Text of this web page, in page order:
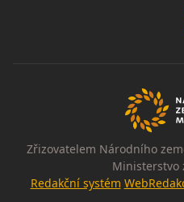
Zřizovatelem Národního
Ministerstvo
Redakční systém